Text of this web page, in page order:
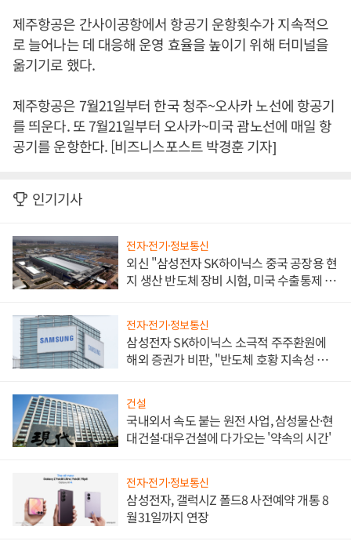
제주항공은 간사이공항에서 항공기 운항횟수가 지속적으
로 늘어나는 데 대응해 운영 효율을 높이기 위해 터미널을
옮기기로 했다.
제주항공은 7월21일부터 한국 청주~오사카 노선에 항공기
를 띄운다. 또 7월21일부터 오사카~미국 괌노선에 매일 항
공기를 운항한다. [비즈니스포스트 박경훈 기자]
인기기사
전자·전기·정보통신
외신 "삼성전자 SK하이닉스 중국 공장용 현
지 생산 반도체 장비 시험, 미국 수출통제 대
전자·전기·정보통신
삼성전자 SK하이닉스 소극적 주주환원에
해외 증권가 비판, "반도체 호황 지속성 의
건설
국내외서 속도 붙는 원전 사업, 삼성물산·현
대건설·대우건설에 다가오는 '약속의 시간'
전자·전기·정보통신
삼성전자, 갤럭시Z 폴드8 사전예약 개통 8
월31일까지 연장